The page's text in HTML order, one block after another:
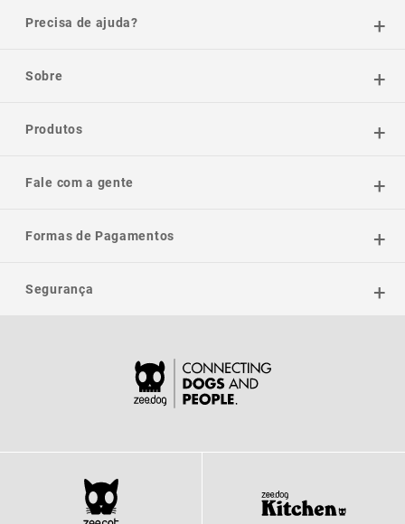
Precisa de ajuda?
Sobre
Produtos
Fale com a gente
Formas de Pagamentos
Segurança